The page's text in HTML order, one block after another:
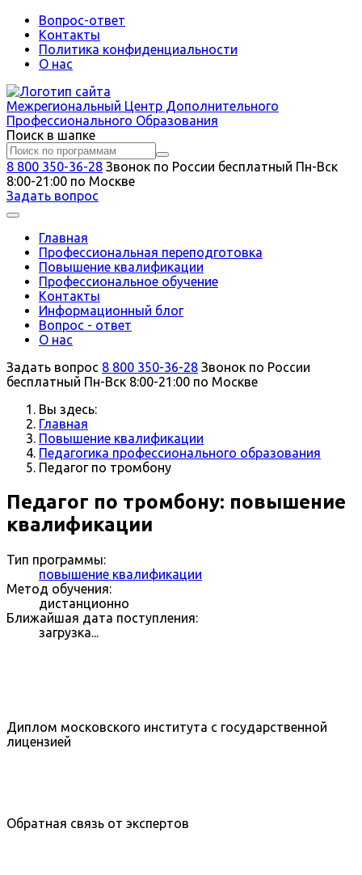
Вопрос-ответ
Контакты
Политика конфиденциальности
О нас
Межрегиональный Центр Дополнительного
Профессионального Образования
Поиск в шапке
8 800 350-36-28 Звонок по России бесплатный Пн-Вск
8:00-21:00 по Москве
Задать вопрос
Главная
Профессиональная переподготовка
Повышение квалификации
Профессиональное обучение
Контакты
Информационный блог
Вопрос - ответ
О нас
Задать вопрос 8 800 350-36-28 Звонок по России
бесплатный Пн-Вск 8:00-21:00 по Москве
Вы здесь:
Главная
Повышение квалификации
Педагогика профессионального образования
Педагог по тромбону
Педагог по тромбону: повышение
квалификации
Тип программы:
повышение квалификации
Метод обучения:
дистанционно
Ближайшая дата поступления:
загрузка...
Диплом московского института с государственной
лицензией
Обратная связь от экспертов